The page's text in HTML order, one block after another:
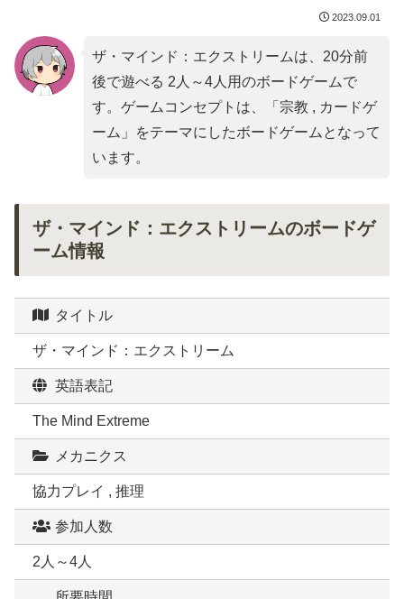
2023.09.01
ザ・マインド：エクストリームは、20分前
後で遊べる 2人～4人用のボードゲームで
す。ゲームコンセプトは、「 宗教 , カードゲ
ーム 」をテーマにしたボードゲームとなって
います。
ザ・マインド：エクストリームのボードゲ
ーム情報
タイトル
ザ・マインド：エクストリーム
英語表記
The Mind Extreme
メカニクス
協力プレイ , 推理
参加人数
2人～4人